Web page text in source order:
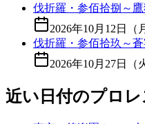
伐折羅・参佰拾捌～鷹
2026年10月12日（
伐折羅・参佰拾玖～蒼
2026年10月27日（
近い日付のプロ